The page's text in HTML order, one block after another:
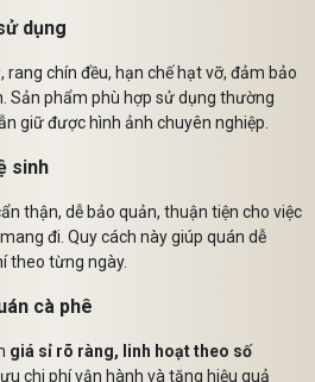
dụng
rang chín đều, hạn chế hạt vỡ, đảm bảo
Sản phẩm phù hợp sử dụng thường
giữ được hình ảnh chuyên nghiệp.
sinh
thận, dễ bảo quản, thuận tiện cho việc
đi. Quy cách này giúp quán dễ
theo từng ngày.
cà phê
giá sỉ rõ ràng, linh hoạt theo số
chi phí vận hành và tăng hiệu quả